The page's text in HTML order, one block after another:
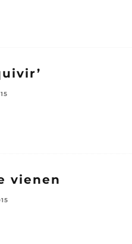
vienen